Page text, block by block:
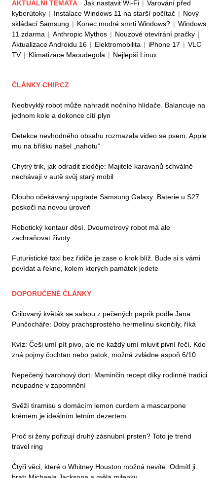
AKTUÁLNÍ TÉMATA Jak nastavit Wi-Fi | Varování před
kyberútoky | Instalace Windows 11 na starší počítač | Nový
skládací Samsung | Konec modré smrti Windows? | Windows
11 zdarma | Anthropic Mythos | Nouzové otevírání pračky |
Aktualizace Androidu 16 | Elektromobilita | iPhone 17 | VLC
TV | Klimatizace Maoudegola | Nejlepší Linux
ČLÁNKY CHIP.CZ
Neobvyklý robot může nahradit nočního hlídače. Balancuje na
jednom kole a dokonce cítí plyn
Detekce nevhodného obsahu rozmazala video se psem. Apple
mu na bříšku našel „nahotu“
Chytrý trik, jak odradit zloděje: Majitelé karavanů schválně
nechávají v autě svůj starý mobil
Dlouho očekávaný upgrade Samsung Galaxy: Baterie u S27
poskočí na novou úroveň
Robotický kentaur děsí. Dvoumetrový robot má ale
zachraňovat životy
Futuristické taxi bez řidiče je zase o krok blíž. Bude si s vámi
povídat a řekne, kolem kterých památek jedete
DOPORUČENÉ ČLÁNKY
Grilovaný květák se salsou z pečených paprik podle Jana
Punčocháře: Doby prachsprostého hermelínu skončily, říká
Kvíz: Češi umí pít pivo, ale ne každý umí mluvit pivní řečí. Kdo
zná pojmy čochtan nebo patok, možná zvládne aspoň 6/10
Nepečený tvarohový dort: Maminčin recept díky rodinné tradici
neupadne v zapomnění
Svěží tiramisu s domácím lemon curdem a mascarpone
krémem je ideálním letním dezertem
Proč si ženy pořizují druhý zásnubní prsten? Toto je trend
travel ring
Čtyři věci, které o Whitney Houston možná nevíte: Odmítl ji